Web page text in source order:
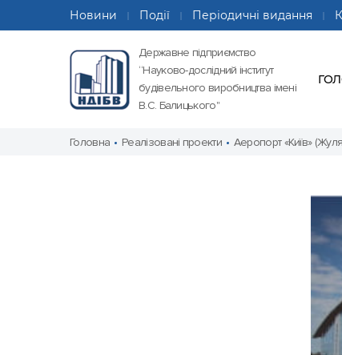
Новини Події Періодичні видання
Державне підприємство
“Науково-дослідний інститут
будівельного виробництва імені
В.С. Балицького"
Головна Реалізовані проекти Аеропорт «Київ»